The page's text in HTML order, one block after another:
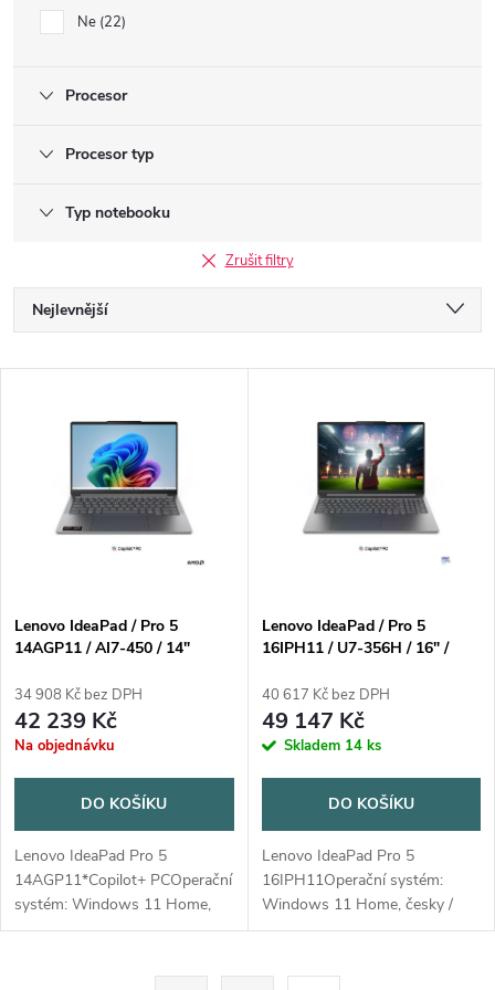
Ne 22
Procesor
Procesor typ
Typ notebooku
Zrušit filtry
Ř
a
p
r
o
u
k
Nejlevnější
Abecedně
s
p
r
o
d
u
k
Lenovo IdeaPad / Pro 5
14AGP11 / AI7-450 / 14"
AMD int / W11H / Gray / 2R
34 908 Kč bez DPH
42 239 Kč
Na objednávku
DO KOŠÍKU
Lenovo IdeaPad Pro 5
14AGP11*Copilot+ PCOperační
systém: Windows 11 Home,
česky / slovensky /
AI 7 450 (8 jader / 16 vláken,
Lenovo IdeaPad / Pro 5
16IPH11 / U7-356H / 16" /
5050 / W11H / Gray / 2R
40 617 Kč bez DPH
49 147 Kč
Skladem 14 ks
DO KOŠÍKU
Lenovo IdeaPad Pro 5
16IPH11Operační systém:
Windows 11 Home, česky /
slovensky / anglickyProcesor:
jader (4P + 8E + 4LPE) / 16